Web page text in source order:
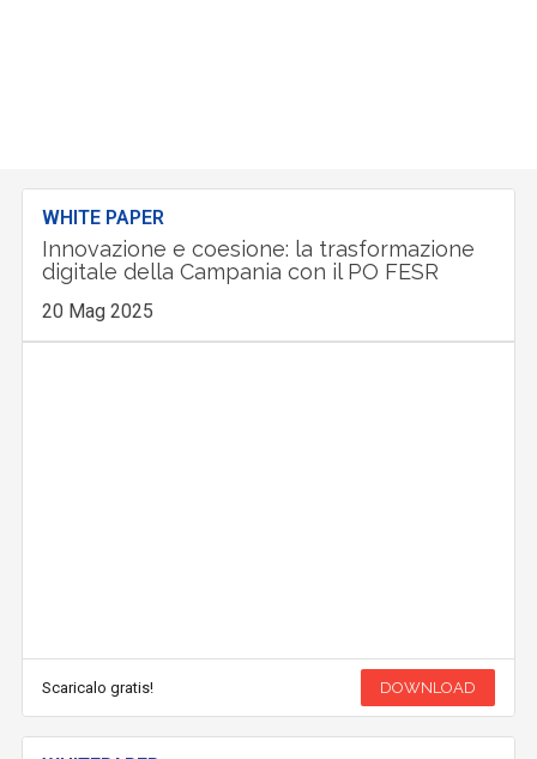
WHITE PAPER
Innovazione e coesione: la trasformazione
digitale della Campania con il PO FESR
20 Mag 2025
Scaricalo gratis! DOWNLOAD